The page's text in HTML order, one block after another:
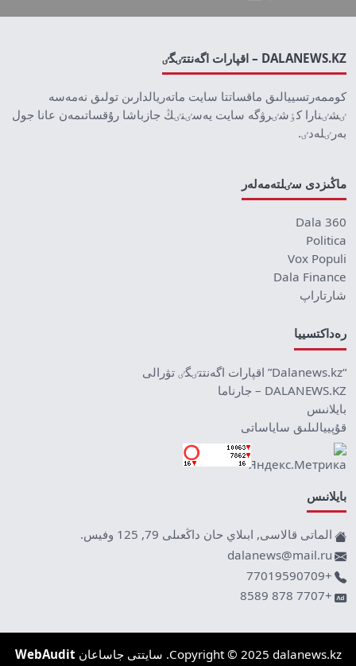
DALANEWS.KZ – اقپارات اگەنتتٸگٸ
كوممەرتسييالىق ماقساتتا سايت ماتەريالدارىن تولىق نەمەسە
ٸشٸنارا كٶشٸرۋگە سايت يەسٸنٸڭ جازباشا رۇقساتىمەن عانا جول
بەرٸلەدٸ.
ماڭىزدى سٸلتەمەلەر
Dala 360
Politica
Vox Populi
Dala Finance
شارتاراپ
رەداكتسييا
“Dalanews.kz” اقپارات اگەنتتٸگٸ تۋرالى
DALANEWS.KZ – جارناما
بايلانىس
قۇپييالىلىق ساياساتى
بايلانىس
الماتى قالاسى, ابىلاي حان داڭعىلى 79, 125 وفيس.
dalanews@mail.ru
+77019590709
+7707 878 8589
Copyright © 2025 dalanews.kz. سايتتى جاساعان WebAudit